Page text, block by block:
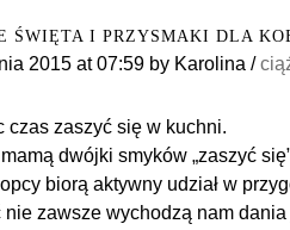
ŚWIĘTA I PRZYSMAKI DLA
2015 at 07:59 by Karolina /
czas zaszyć się w kuchni.
dwójki smyków „zaszyć
biorą aktywny udział w
nie zawsze wychodzą nam